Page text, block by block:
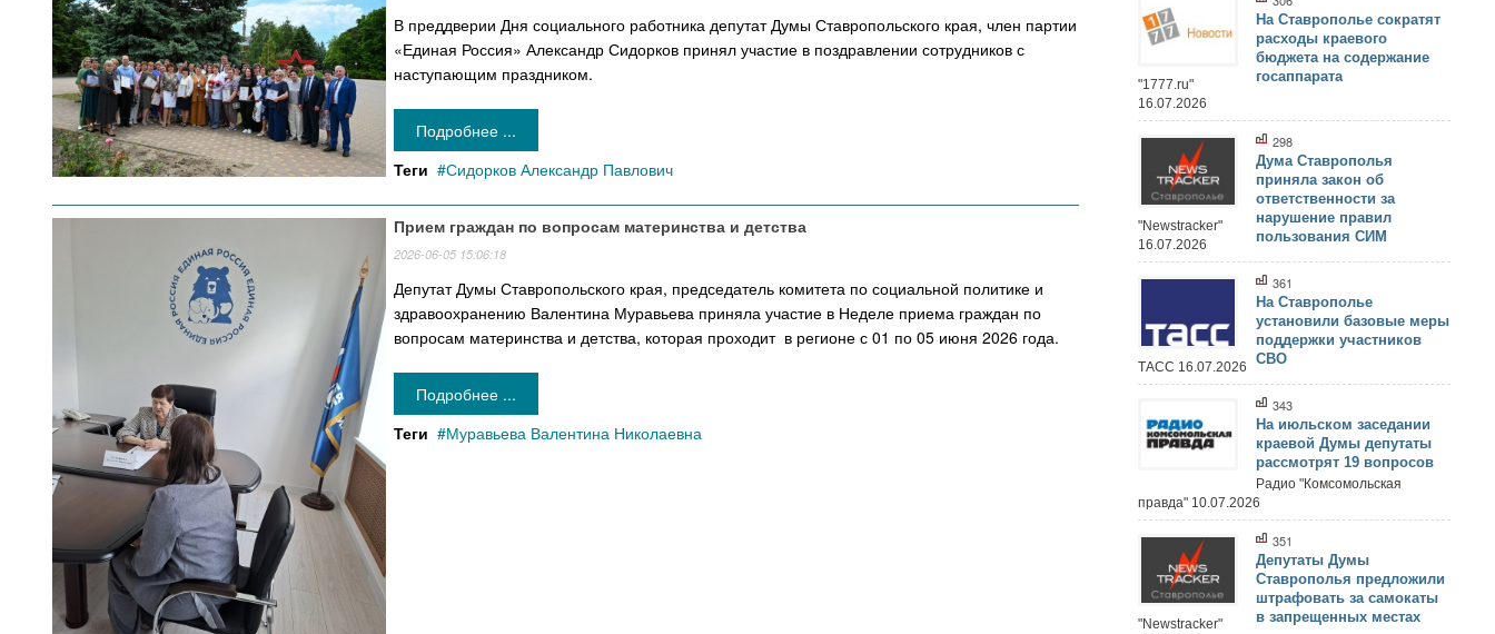
В преддверии Дня социального работника депутат Думы Ставропольского края, член партии
«Единая Россия» Александр Сидорков принял участие в поздравлении сотрудников с
наступающим праздником.
Подробнее ...
Теги
Сидорков Александр Павлович
Прием граждан по вопросам материнства и детства
2026-06-05 15:06:18
Депутат Думы Ставропольского края, председатель комитета по социальной политике и
здравоохранению Валентина Муравьева приняла участие в Неделе приема граждан по
вопросам материнства и детства, которая проходит в регионе с 01 по 05 июня 2026 года.
Подробнее ...
Теги
Муравьева Валентина Николаевна
На Ставрополье сократят
расходы краевого
бюджета на содержание
госаппарата
"1777.ru"
16.07.2026
298
Дума Ставрополья
приняла закон об
ответственности за
нарушение правил
пользования СИМ
"Newstracker"
16.07.2026
361
На Ставрополье
установили базовые меры
поддержки участников
СВО
ТАСС 16.07.2026
343
На июльском заседании
краевой Думы депутаты
рассмотрят 19 вопросов
Радио "Комсомольская
правда" 10.07.2026
351
Депутаты Думы
Ставрополья предложили
штрафовать за самокаты
в запрещенных местах
"Newstracker"